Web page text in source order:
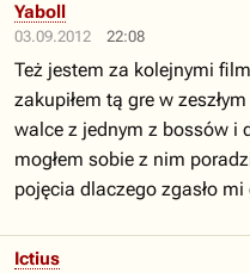
03.09.2012 22:08
Yaboll
Też jestem za kolejnymi
zakupiłem tą gre w
walce z jednym z bossów i
mogłem sobie z nim
pojęcia dlaczego zgasło mi
Ictius